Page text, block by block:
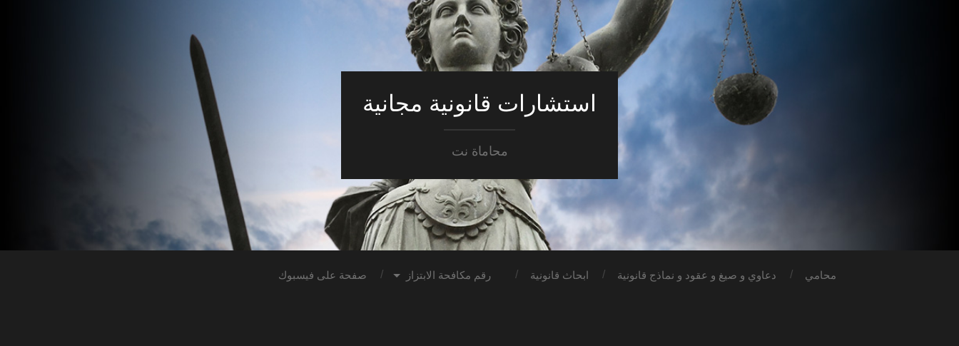
استشارات قانونية مجانية
محاماة نت
محامي دعاوي و صيغ و عقود و نماذج قانونية ابحاث قانونية رقم مكافحة الابتزاز صفحة على فيسبوك